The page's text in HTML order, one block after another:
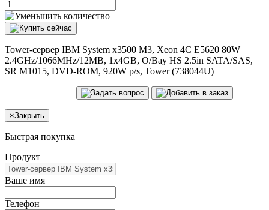
Tower-сервер IBM System x3500 M3, Xeon 4C E5620 80W
2.4GHz/1066MHz/12MB, 1x4GB, O/Bay HS 2.5in SATA/SAS,
SR M1015, DVD-ROM, 920W p/s, Tower (738044U)
×Закрыть
Быстрая покупка
Продукт
Ваше имя
Телефон